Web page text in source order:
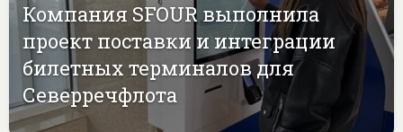
Компания SFOUR выполнила
проект поставки и интеграции
билетных терминалов для
Северречфлота